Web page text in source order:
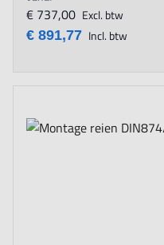
€ 891,77 Incl. btw
€ 737,00 Excl. btw